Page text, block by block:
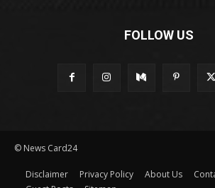
FOLLOW US
© News Card24
Disclaimer Privacy Policy About Us